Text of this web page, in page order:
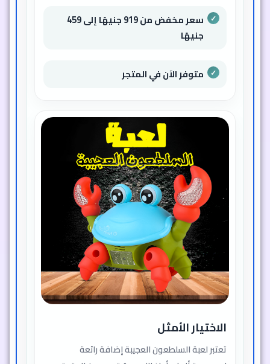
سعر مخفض من 919 جنيهًا إلى 459
جنيهًا
متوفر الآن في المتجر
الاختيار الأمثل
تعتبر لعبة السلطعون العجيبة إضافة رائعة